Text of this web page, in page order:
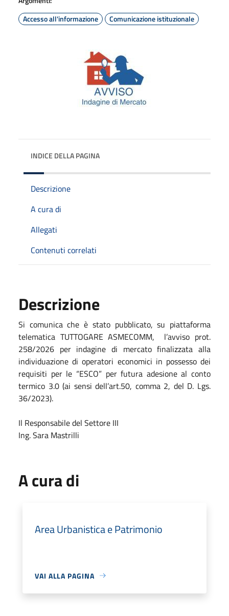
Accesso all'informazione
Comunicazione istituzionale
INDICE DELLA PAGINA
Descrizione
A cura di
Allegati
Contenuti correlati
Descrizione
Si comunica che è stato pubblicato, su piattaforma
telematica TUTTOGARE ASMECOMM,
l’avviso prot.
258/2026 per indagine di mercato finalizzata alla
individuazione di operatori economici in possesso dei
requisiti per le “ESCO” per futura adesione al conto
termico 3.0 (ai sensi dell’art.50, comma 2, del D. Lgs.
36/2023).
Il Responsabile del Settore III
Ing. Sara Mastrilli
A cura di
Area Urbanistica e Patrimonio
VAI ALLA PAGINA